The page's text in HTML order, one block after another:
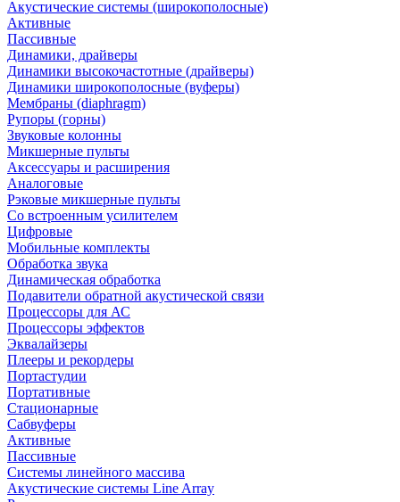
Акустические системы (широкополосные)
Активные
Пассивные
Динамики, драйверы
Динамики высокочастотные (драйверы)
Динамики широкополосные (вуферы)
Мембраны (diaphragm)
Рупоры (горны)
Звуковые колонны
Микшерные пульты
Аксессуары и расширения
Аналоговые
Рэковые микшерные пульты
Со встроенным усилителем
Цифровые
Мобильные комплекты
Обработка звука
Динамическая обработка
Подавители обратной акустической связи
Процессоры для АС
Процессоры эффектов
Эквалайзеры
Плееры и рекордеры
Портастудии
Портативные
Стационарные
Сабвуферы
Активные
Пассивные
Системы линейного массива
Акустические системы Line Array